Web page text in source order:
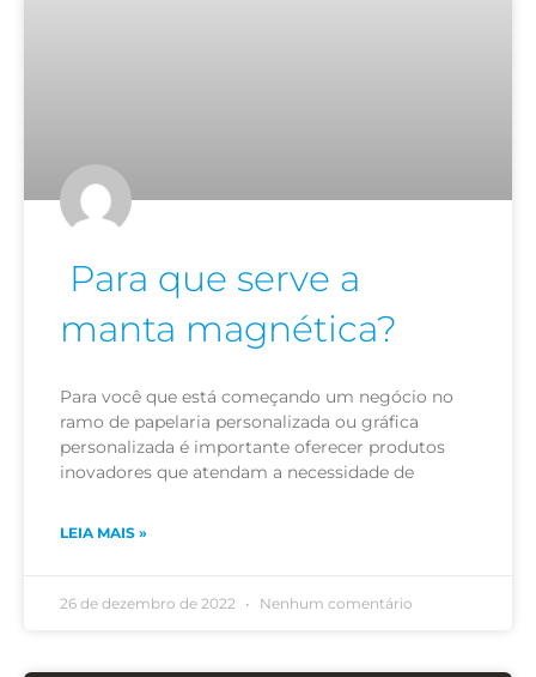
Para que serve a
manta magnética?
Para você que está começando um negócio no
ramo de papelaria personalizada ou gráfica
personalizada é importante oferecer produtos
inovadores que atendam a necessidade de
LEIA MAIS »
26 de dezembro de 2022 Nenhum comentário